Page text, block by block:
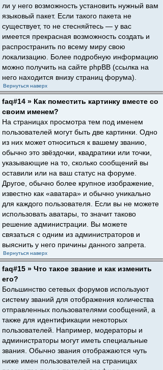
ли у него возможность установить нужный вам
языковый пакет. Если такого пакета не
существует, то не стесняйтесь — у вас
имеется прекрасная возможность создать и
распространить по всему миру свою
локализацию. Более подробную информацию
можно получить на сайте phpBB (ссылка на
него находится внизу страниц форума).
Вернуться наверх
faq#14 » Как поместить картинку вместе со
своим именем?
На страницах просмотра тем под именем
пользователей могут быть две картинки. Одно
из них может относиться к вашему званию,
обычно это звёздочки, квадратики или точки,
указывающие на то, сколько сообщений вы
оставили или на ваш статус на форуме.
Другое, обычно более крупное изображение,
известно как «аватара» и обычно уникально
для каждого пользователя. Если вы не можете
использовать аватары, то значит таково
решение администрации. Вы можете
связаться с одним из администраторов и
выяснить у него причины данного запрета.
Вернуться наверх
faq#15 » Что такое звание и как изменить
его?
Большинство сетевых форумов используют
систему званий для отображения количества
отправленных пользователями сообщений, а
также для идентификации некоторых
пользователей. Например, модераторы и
администраторы могут иметь специальные
звания. Обычно звания отображаются чуть
ниже имен пользователей на страницах